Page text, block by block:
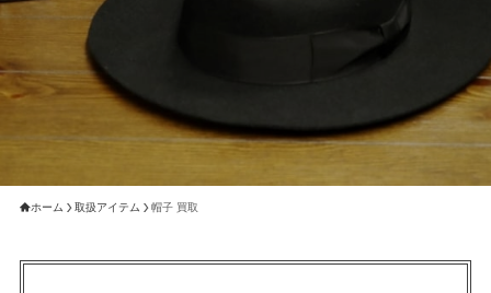
ホーム 取扱アイテム 帽子 買取